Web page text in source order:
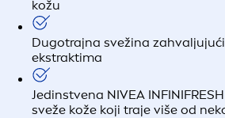
kožu
Dugotrajna svežina
ekstraktima
Jedinstvena NIVEA
sveže kože koji traje više od